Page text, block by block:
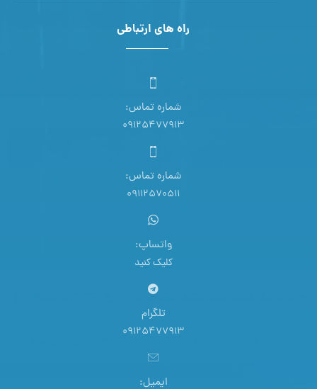
راه های ارتباطی
شماره تماس:
09125477913
شماره تماس:
09112570511
واتساپ:
کلیک کنید
تلگرام
09125477913
ایمیل: